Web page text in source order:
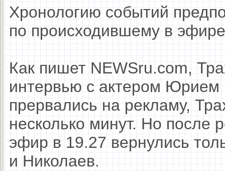
Хронологию событий
по происходившему в
Как пишет NEWSru.com,
интервью с актером
прервались на рекламу,
несколько минут. Но
эфир в 19.27 вернулись
и Николаев.